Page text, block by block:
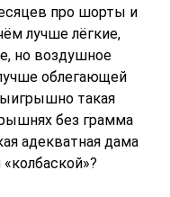
про шорты и
лучше лёгкие,
но воздушное
облегающей
такая
без грамма
адекватная дама